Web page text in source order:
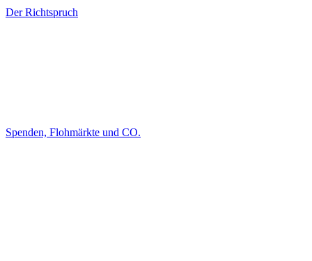
Der Richtspruch
Spenden, Flohmärkte und CO.